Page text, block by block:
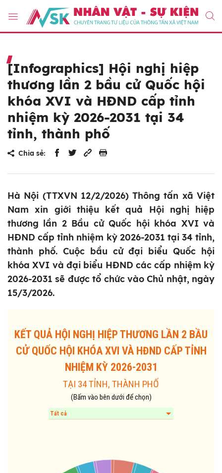
[Infographics] Hội nghị hiệp
thương lần 2 bầu cử Quốc hội
khóa XVI và HĐND cấp tỉnh
nhiệm kỳ 2026-2031 tại 34
tỉnh, thành phố
Chia sẻ:
Hà Nội (TTXVN 12/2/2026) Thông tấn xã Việt
Nam xin giới thiệu kết quả Hội nghị hiệp
thương lần 2 Bầu cử Quốc hội khóa XVI và
HĐND cấp tỉnh nhiệm kỳ 2026-2031 tại 34 tỉnh,
thành phố. Cuộc bầu cử đại biểu Quốc hội
khóa XVI và đại biểu HĐND các cấp nhiệm kỳ
2026-2031 sẽ được tổ chức vào Chủ nhật, ngày
15/3/2026.